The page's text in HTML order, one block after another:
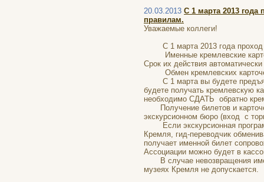
20.03.2013 С 1 марта 2013
правилам.
Уважаемые коллеги!
С 1 марта 2013 года проход
Именные кремлевские
Срок их действия
Обмен кремлевских
С 1 марта вы будете
будете получать кремлевскую
необходимо СДАТЬ обратно
Получение билетов и
экскурсионном бюро (вход с
Если экскурсионная
Кремля, гид-переводчик
получает именной билет
Ассоциации можно будет в
В случае невозвращения
музеях Кремля не допускается.